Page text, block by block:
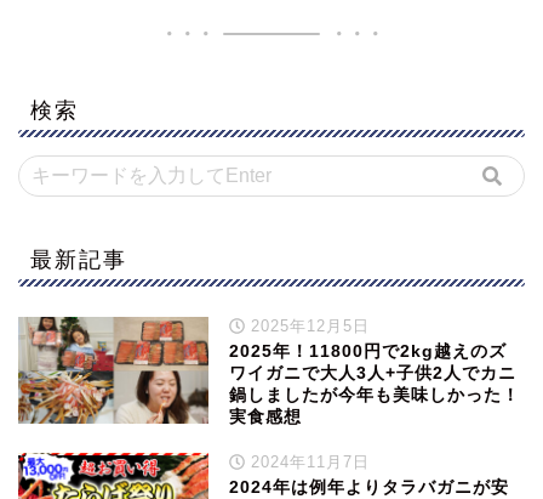
検索
最新記事
2025年12月5日
2025年！11800円で2kg越えのズ
ワイガニで大人3人+子供2人でカニ
鍋しましたが今年も美味しかった！
実食感想
2024年11月7日
2024年は例年よりタラバガニが安